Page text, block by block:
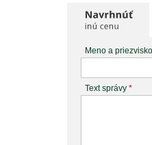
Meno a
Text správy *